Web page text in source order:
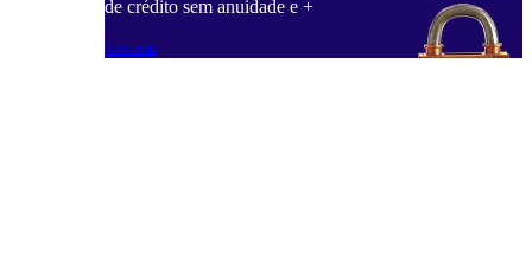
de crédito sem anuidade e +
Saiba mais